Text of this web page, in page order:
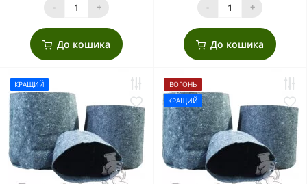
- +
До кошика
- +
До кошика
КРАЩИЙ
ВОГОНЬ
КРАЩИЙ